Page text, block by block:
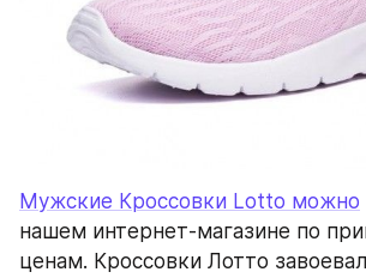
Мужские Кроссовки Lotto можно
нашем интернет-магазине по
ценам. Кроссовки Лотто